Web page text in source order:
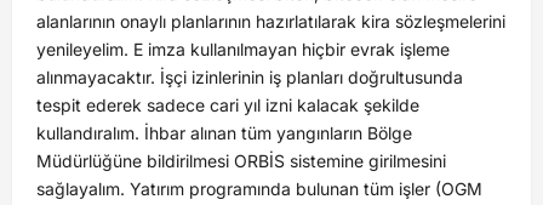
alanlarının onaylı planlarının hazırlatılarak kira sözleşmelerini
yenileyelim. E imza kullanılmayan hiçbir evrak işleme
alınmayacaktır. İşçi izinlerinin iş planları doğrultusunda
tespit ederek sadece cari yıl izni kalacak şekilde
kullandıralım. İhbar alınan tüm yangınların Bölge
Müdürlüğüne bildirilmesi ORBİS sistemine girilmesini
sağlayalım. Yatırım programında bulunan tüm işler (OGM